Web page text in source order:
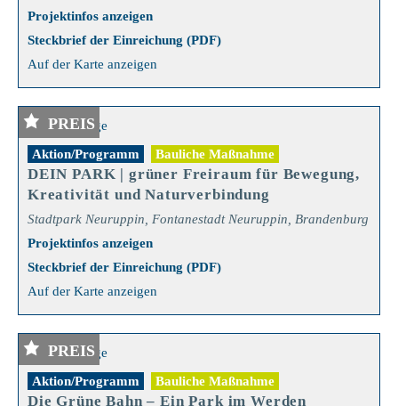
Projektinfos anzeigen
Steckbrief der Einreichung (PDF)
Auf der Karte anzeigen
Aktion/Programm Bauliche Maßnahme
DEIN PARK | grüner Freiraum für Bewegung,
Kreativität und Naturverbindung
Stadtpark Neuruppin, Fontanestadt Neuruppin, Brandenburg
Projektinfos anzeigen
Steckbrief der Einreichung (PDF)
Auf der Karte anzeigen
PREIS
Aktion/Programm Bauliche Maßnahme
Die Grüne Bahn – Ein Park im Werden
PREIS